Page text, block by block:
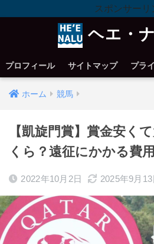
スポンサーリ
ヘエ・
プロフィール サイトマップ プラ
ホーム 競馬
【凱旋門賞】賞金安く
くら？遠征にかかる費
2022年10月2日 2025年9月13